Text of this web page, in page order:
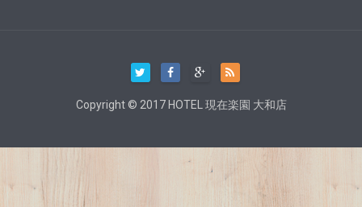
Copyright © 2017 HOTEL 現在楽園 大和店